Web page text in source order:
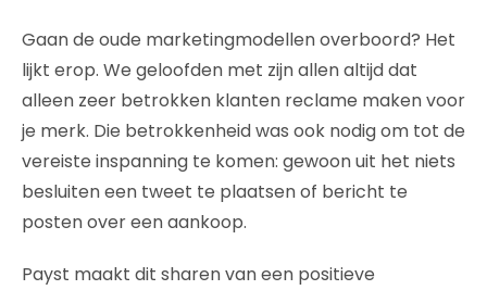
Gaan de oude marketingmodellen overboord? Het
lijkt erop. We geloofden met zijn allen altijd dat
alleen zeer betrokken klanten reclame maken voor
je merk. Die betrokkenheid was ook nodig om tot de
vereiste inspanning te komen: gewoon uit het niets
besluiten een tweet te plaatsen of bericht te
posten over een aankoop.
Payst maakt dit sharen van een positieve